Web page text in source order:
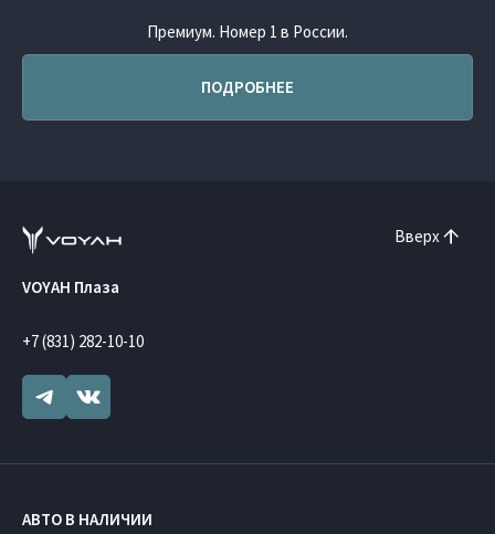
Премиум. Номер 1 в России.
ПОДРОБНЕЕ
Вверх
VOYAH Плаза
+7 (831) 282-10-10
АВТО В НАЛИЧИИ